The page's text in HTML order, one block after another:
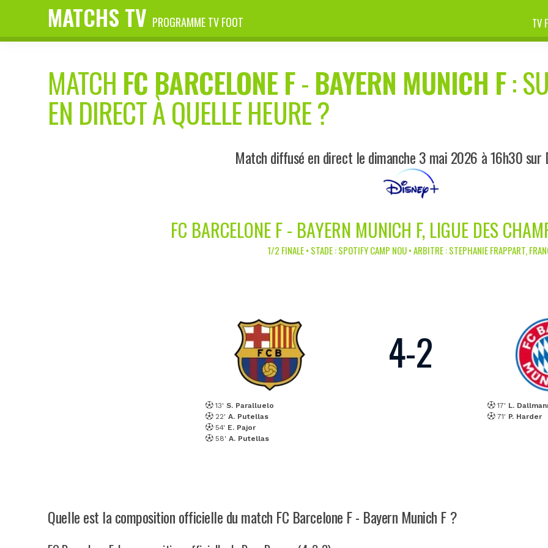
MATCHS TV PROGRAMME TV FOOT TV
MATCH FC BARCELONE F-BAYERN MUNICH F:
EN DIRECT À QUELLE HEURE ?
Match diffusé en direct le dimanche 3 mai 2026 à 16h30 sur
FC BARCELONE F - BAYERN MUNICH F, LIGUE DES
1/2 FINALE • STADE : SPOTIFY CAMP NOU • ARBITRE : STEPHANIE FRAPPART,
13' S. Paralluelo
22' A. Putellas
54' E. Pajor
58' A. Putellas
4-2
17' L.
71' P. Harder
Quelle est la composition officielle du match FC Barcelone F - Bayern Munich F ?